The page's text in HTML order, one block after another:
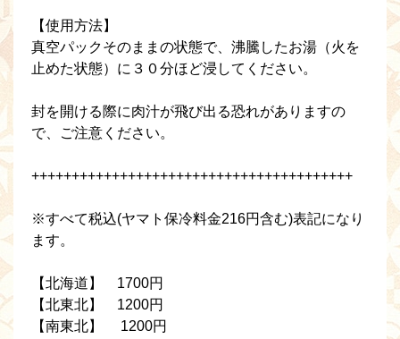
【使用方法】
真空パックそのままの状態で、沸騰したお湯（火を
止めた状態）に３０分ほど浸してください。
封を開ける際に肉汁が飛び出る恐れがありますの
で、ご注意ください。
++++++++++++++++++++++++++++++++++++++++
※すべて税込(ヤマト保冷料金216円含む)表記になり
ます。
【北海道】 1700円
【北東北】 1200円
【南東北】 1200円